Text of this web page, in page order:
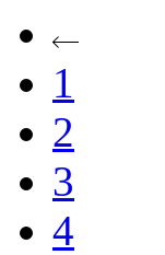
1
2
3
4